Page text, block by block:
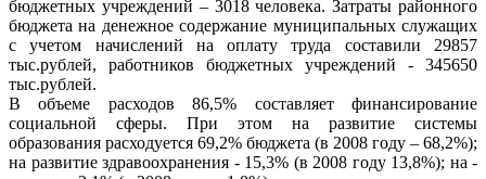
бюджетных учреждений – 3018 человека. Затраты районного
бюджета на денежное содержание муниципальных служащих
с учетом начислений на оплату труда составили 29857
тыс.рублей, работников бюджетных учреждений - 345650
тыс.рублей.
В объеме расходов 86,5% составляет финансирование
социальной сферы. При этом на развитие системы
образования расходуется 69,2% бюджета (в 2008 году – 68,2%);
на развитие здравоохранения - 15,3% (в 2008 году 13,8%); на -